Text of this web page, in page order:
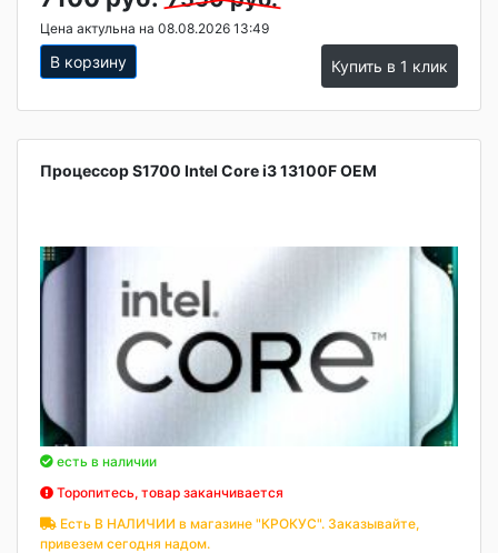
Цена актульна на 08.08.2026 13:49
В корзину Купить в 1 клик
Процессор S1700 Intel Core i3 13100F OEM
есть в наличии
Торопитесь, товар заканчивается
Есть В НАЛИЧИИ в магазине "КРОКУС". Заказывайте,
привезем сегодня надом.